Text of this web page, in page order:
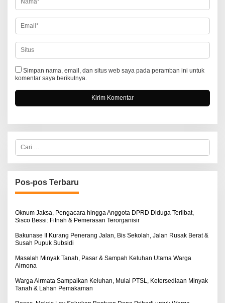
Simpan nama, email, dan situs web saya pada peramban ini untuk
komentar saya berikutnya.
C
r
i
u
n
u
:
Pos-pos Terbaru
Oknum Jaksa, Pengacara hingga Anggota DPRD Diduga Terlibat,
Sisco Bessi: Fitnah & Pemerasan Terorganisir
Bakunase II Kurang Penerang Jalan, Bis Sekolah, Jalan Rusak Berat &
Susah Pupuk Subsidi
Masalah Minyak Tanah, Pasar & Sampah Keluhan Utama Warga
Airnona
Warga Airmata Sampaikan Keluhan, Mulai PTSL, Ketersediaan Minyak
Tanah & Lahan Pemakaman